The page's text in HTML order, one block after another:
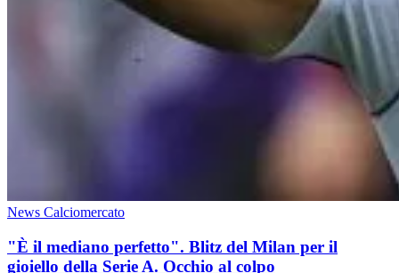
News Calciomercato
"È il mediano perfetto". Blitz del Milan per il
gioiello della Serie A. Occhio al colpo